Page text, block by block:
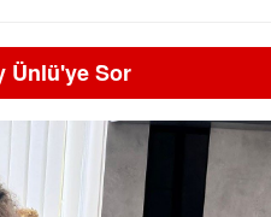
Ünlü'ye Sor